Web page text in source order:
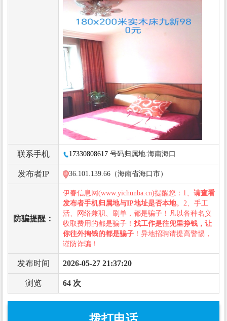
联系手机 17330808617 号码归属地:海南海口
发布者IP 36.101.139.66（海南省海口市）
防骗提醒：
伊春信息网(www.yichunba.cn)提醒您：1、 请查看
发布者手机归属地与IP地址是否本地。2、手工
活、网络兼职、刷单，都是骗子！凡以各种名义
收取费用的都是骗子！ 找工作是往兜里挣钱，让
你往外掏钱的都是骗子 ！异地招聘请提高警惕，
谨防诈骗！
发布时间 2026-05-27 21:37:20
浏览 64 次